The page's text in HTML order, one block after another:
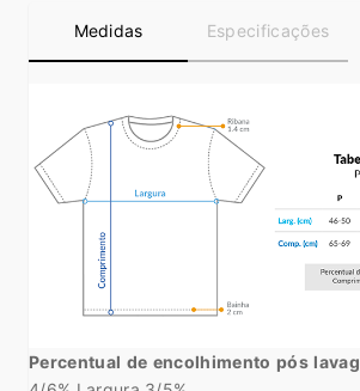
Medidas Especificações
Percentual de encolhimento pós